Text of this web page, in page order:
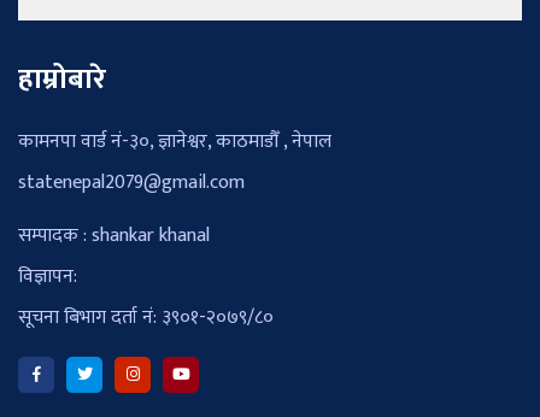
हाम्रोबारे
कामनपा वार्ड नं-३०, ज्ञानेश्वर, काठमाडौँ , नेपाल
statenepal2079@gmail.com
सम्पादक : shankar khanal
विज्ञापन:
सूचना बिभाग दर्ता नं: ३९०१-२०७९/८०